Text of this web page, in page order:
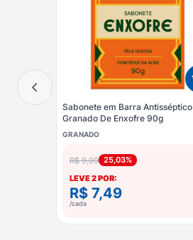
Sabonete em Barra Antisséptico
Granado De Enxofre 90g
GRANADO
R$ 9,99 25,03%
LEVE2POR:
R$ 7,49
/cada